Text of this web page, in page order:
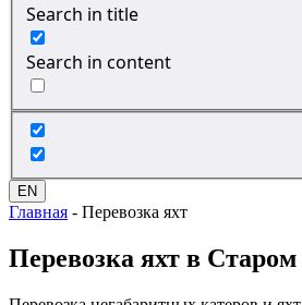
Search in title
Search in content
EN
Главная - Перевозка яхт
Перевозка яхт в